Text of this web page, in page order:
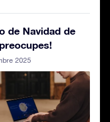
de Navidad de
2025